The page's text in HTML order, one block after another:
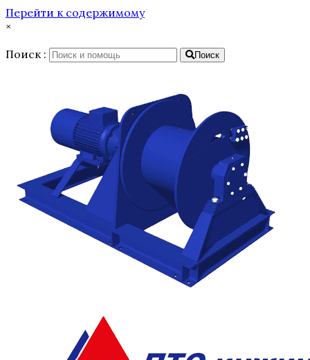
Перейти к содержимому
×
Поиск :
Поиск